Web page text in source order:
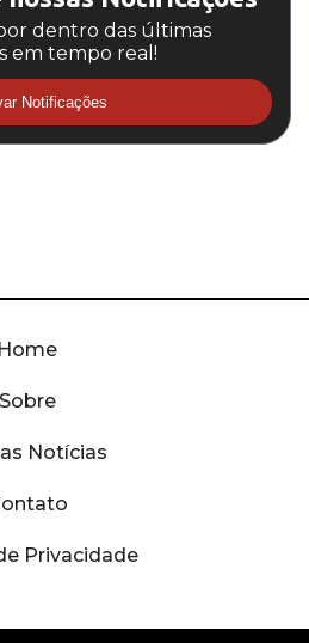
dentro das últimas
em tempo real!
Notificações
Home
Sobre
Notícias
Privacidade